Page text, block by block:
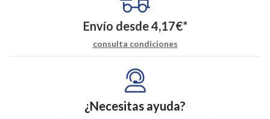
Envío desde4,17€*
consulta condiciones
¿Necesitas ayuda?